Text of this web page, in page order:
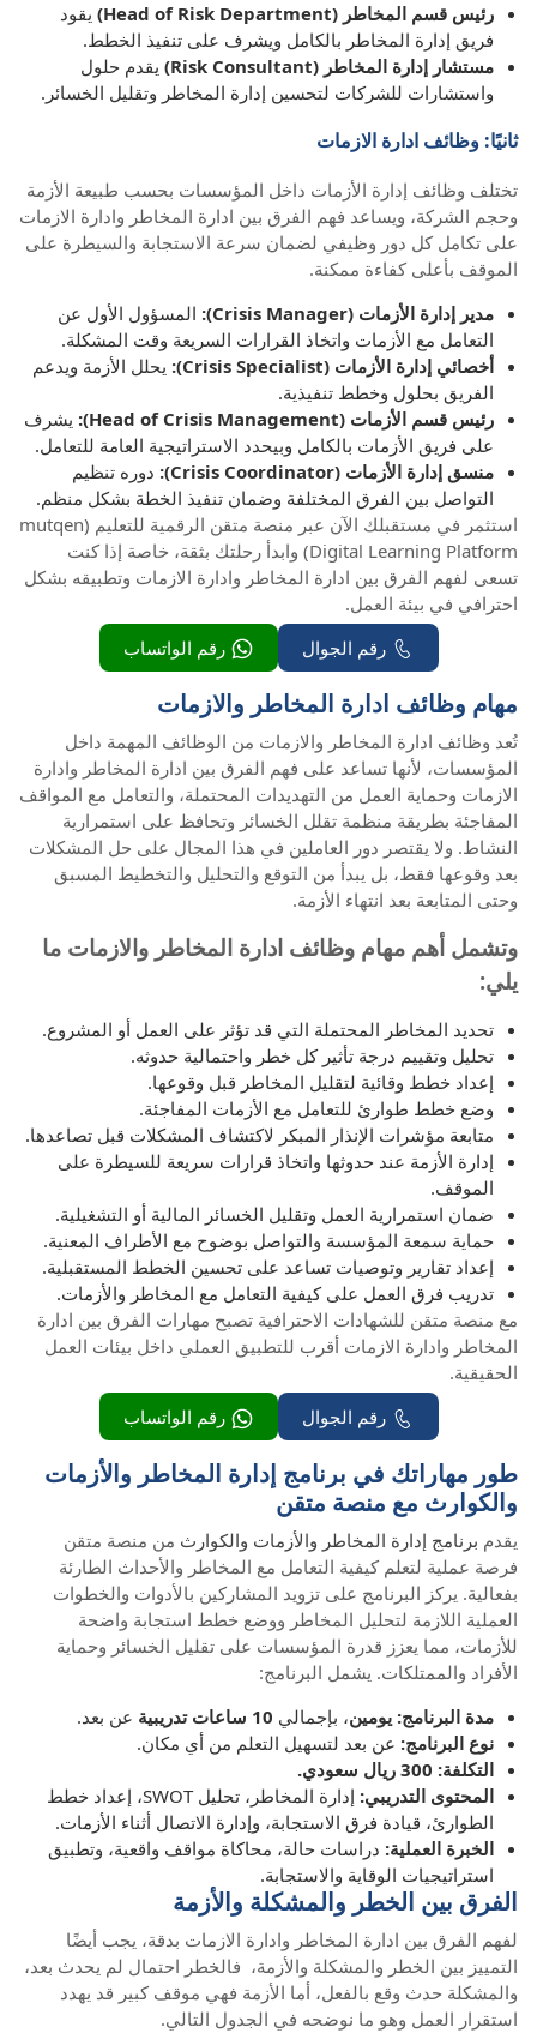
رئيس قسم المخاطر (Head of Risk Department)
يقود
فريق إدارة المخاطر بالكامل ويشرف على تنفيذ الخطط.
مستشار إدارة المخاطر (Risk Consultant)
يقدم حلول
واستشارات للشركات لتحسين إدارة المخاطر وتقليل الخسائر.
ثانيًا: وظائف ادارة الازمات
تختلف وظائف إدارة الأزمات داخل المؤسسات بحسب طبيعة الأزمة
وحجم الشركة، ويساعد فهم الفرق بين ادارة المخاطر وادارة الازمات
على تكامل كل دور وظيفي لضمان سرعة الاستجابة والسيطرة على
الموقف بأعلى كفاءة ممكنة.
مدير إدارة الأزمات (Crisis Manager):
المسؤول الأول عن
التعامل مع الأزمات واتخاذ القرارات السريعة وقت المشكلة.
أخصائي إدارة الأزمات (Crisis Specialist):
يحلل الأزمة ويدعم
الفريق بحلول وخطط تنفيذية.
رئيس قسم الأزمات (Head of Crisis Management):
يشرف
على فريق الأزمات بالكامل وبيحدد الاستراتيجية العامة للتعامل.
منسق إدارة الأزمات (Crisis Coordinator):
دوره تنظيم
التواصل بين الفرق المختلفة وضمان تنفيذ الخطة بشكل منظم.
استثمر في مستقبلك الآن عبر منصة متقن الرقمية للتعليم (mutqen
Digital Learning Platform) وابدأ رحلتك بثقة، خاصة إذا كنت
تسعى لفهم الفرق بين ادارة المخاطر وادارة الازمات وتطبيقه بشكل
احترافي في بيئة العمل.
رقم الجوال
رقم الواتساب
مهام وظائف ادارة المخاطر والازمات
تُعد وظائف ادارة المخاطر والازمات من الوظائف المهمة داخل
المؤسسات، لأنها تساعد على فهم الفرق بين ادارة المخاطر وادارة
الازمات وحماية العمل من التهديدات المحتملة، والتعامل مع المواقف
المفاجئة بطريقة منظمة تقلل الخسائر وتحافظ على استمرارية
النشاط. ولا يقتصر دور العاملين في هذا المجال على حل المشكلات
بعد وقوعها فقط، بل يبدأ من التوقع والتحليل والتخطيط المسبق
وحتى المتابعة بعد انتهاء الأزمة.
وتشمل أهم مهام وظائف ادارة المخاطر والازمات ما
يلي:
تحديد المخاطر المحتملة التي قد تؤثر على العمل أو المشروع.
تحليل وتقييم درجة تأثير كل خطر واحتمالية حدوثه.
إعداد خطط وقائية لتقليل المخاطر قبل وقوعها.
وضع خطط طوارئ للتعامل مع الأزمات المفاجئة.
متابعة مؤشرات الإنذار المبكر لاكتشاف المشكلات قبل تصاعدها.
إدارة الأزمة عند حدوثها واتخاذ قرارات سريعة للسيطرة على
الموقف.
ضمان استمرارية العمل وتقليل الخسائر المالية أو التشغيلية.
حماية سمعة المؤسسة والتواصل بوضوح مع الأطراف المعنية.
إعداد تقارير وتوصيات تساعد على تحسين الخطط المستقبلية.
تدريب فرق العمل على كيفية التعامل مع المخاطر والأزمات.
مع منصة متقن للشهادات الاحترافية تصبح مهارات الفرق بين ادارة
المخاطر وادارة الازمات أقرب للتطبيق العملي داخل بيئات العمل
الحقيقية.
رقم الجوال
رقم الواتساب
طور مهاراتك في برنامج إدارة المخاطر والأزمات
والكوارث مع منصة متقن
يقدم برنامج إدارة المخاطر والأزمات والكوارث من منصة متقن
فرصة عملية لتعلم كيفية التعامل مع المخاطر والأحداث الطارئة
بفعالية. يركز البرنامج على تزويد المشاركين بالأدوات والخطوات
العملية اللازمة لتحليل المخاطر ووضع خطط استجابة واضحة
للأزمات، مما يعزز قدرة المؤسسات على تقليل الخسائر وحماية
الأفراد والممتلكات. يشمل البرنامج:
مدة البرنامج: يومين، بإجمالي
عن بعد.
نوع البرنامج: عن بعد لتسهيل التعلم من أي مكان.
التكلفة: 300 ريال سعودي.
المحتوى التدريبي:
إدارة المخاطر، تحليل SWOT، إعداد خطط
الطوارئ، قيادة فرق الاستجابة، وإدارة الاتصال أثناء الأزمات.
الخبرة العملية: دراسات حالة، محاكاة مواقف واقعية، وتطبيق
استراتيجيات الوقاية والاستجابة.
الفرق بين الخطر والمشكلة والأزمة
لفهم الفرق بين ادارة المخاطر وادارة الازمات بدقة، يجب أيضًا
التمييز بين الخطر والمشكلة والأزمة، فالخطر احتمال لم يحدث بعد،
والمشكلة حدث وقع بالفعل، أما الأزمة فهي موقف كبير قد يهدد
استقرار العمل وهو ما نوضحه في الجدول التالي.